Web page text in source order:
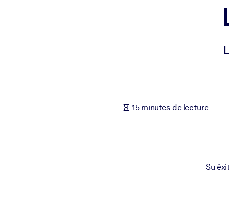
Enrichissez votre bibliothèque d'entreprise avec des
Alimentez vos systèmes d'IA avec des connaissances fiables et
15 minutes de lecture
Su